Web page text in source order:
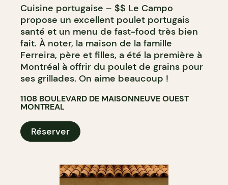
Cuisine portugaise – $$ Le Campo
propose un excellent poulet portugais
santé et un menu de fast-food très bien
fait. À noter, la maison de la famille
Ferreira, père et filles, a été la première à
Montréal à offrir du poulet de grains pour
ses grillades. On aime beaucoup !
1108 BOULEVARD DE MAISONNEUVE OUEST
MONTREAL
Réserver